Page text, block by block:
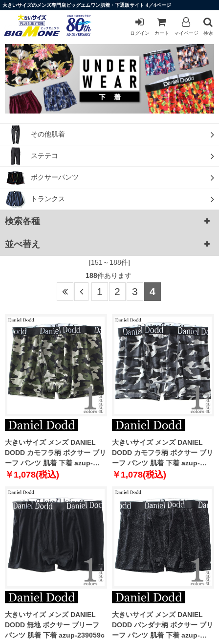
大きいサイズのメンズ専門店ビッグエムワン肌着・下通販サイト 4／4ページ
ログイン カート マイページ 検索
その他肌着
ステテコ
ボクサーパンツ
トランクス
検索各種
並べ替え
[151～188件]
188件あります
1 2 3 4
大きいサイズ メンズ DANIEL
DODD カモフラ柄 ボクサー ブリ
ーフ パンツ 肌着 下着 azup-
239051c
￥1,078(税込)
大きいサイズ メンズ DANIEL
DODD カモフラ柄 ボクサー ブリ
ーフ パンツ 肌着 下着 azup-
239052c
￥1,078(税込)
大きいサイズ メンズ DANIEL
DODD 無地 ボクサー ブリーフ
パンツ 肌着 下着 azup-239059c
大きいサイズ メンズ DANIEL
DODD バンダナ柄 ボクサー ブリ
ーフ パンツ 肌着 下着 azup-